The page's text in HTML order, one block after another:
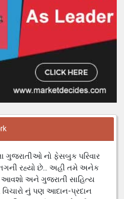
ગુજરાતીઓ નો ફેસબુક પરિવાર
રહ્યો છે... અહી તમે અનેક
આવશો અને ગુજરાતી સાહિત્ય
વિચારો નું પણ આદાન-પ્રદાન